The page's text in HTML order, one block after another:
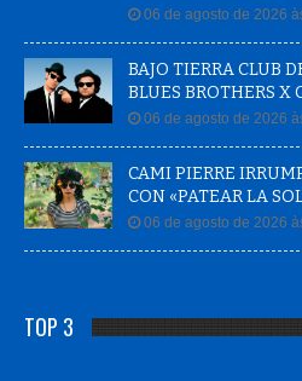
06 de agosto de 2026
BAJO TIERRA CLUB
BLUES BROTHERS X
06 de agosto de 2026
CAMI PIERRE
CON «PATEAR LA
06 de agosto de 2026
TOP 3